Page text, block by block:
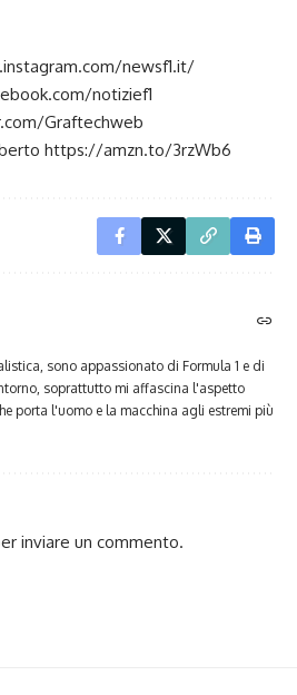
newsf1.it/
notizief1
Graftechweb
https://amzn.to/3rzWb6
sono appassionato di Formula 1 e di
soprattutto mi affascina l'aspetto
porta l'uomo e la macchina agli estremi più
inviare un commento.